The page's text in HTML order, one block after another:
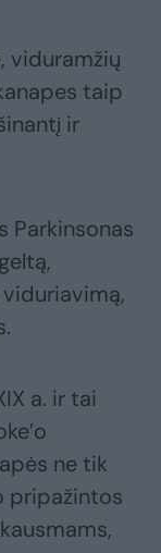
viduramžių
taip
ir
Parkinsonas
a. ir tai
ne tik
pripažintos